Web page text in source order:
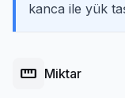
kanca ile yük
straighten Miktar